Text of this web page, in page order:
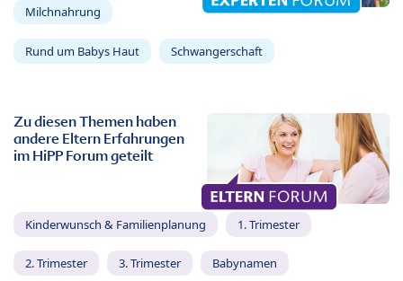
Milchnahrung
Rund um Babys Haut Schwangerschaft
Zu diesen Themen haben
andere Eltern Erfahrungen
im HiPP Forum geteilt
Kinderwunsch & Familienplanung 1. Trimester
2. Trimester 3. Trimester Babynamen